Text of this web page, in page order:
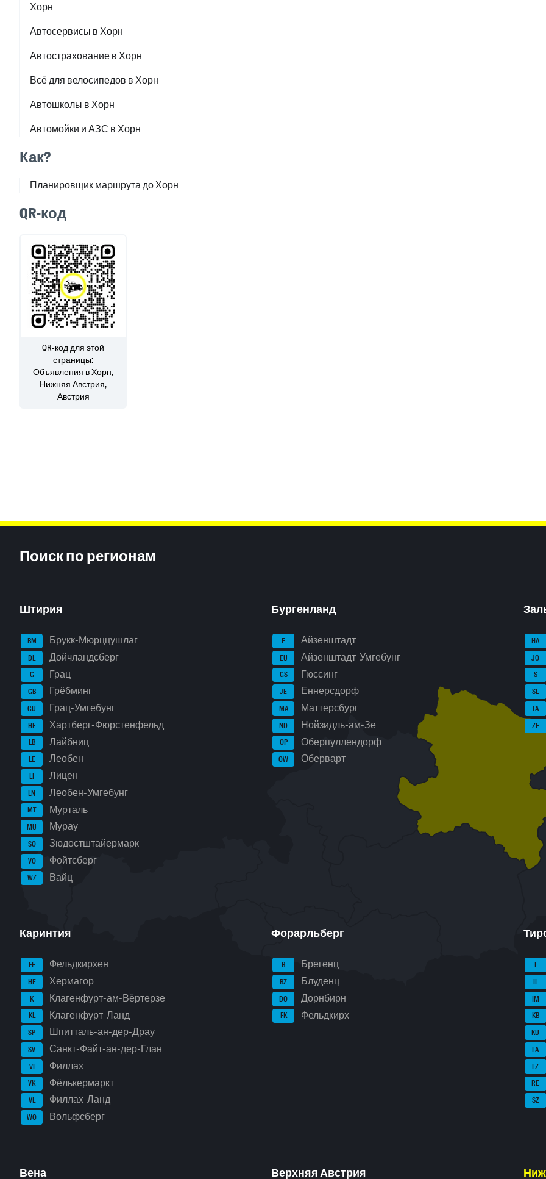
Хорн
Автосервисы в Хорн
Автострахование в Хорн
Всё для велосипедов в Хорн
Автошколы в Хорн
Автомойки и АЗС в Хорн
Как?
Планировщик маршрута до Хорн
QR-код
QR-код для этой
страницы:
Объявления в Хорн,
Нижняя Австрия,
Австрия
Поиск по регионам
Штирия
BM Брукк-Мюрццушлаг
DL Дойчландсберг
G Грац
GB Грёбминг
GU Грац-Умгебунг
HF Хартберг-Фюрстенфельд
LB Лайбниц
LE Леобен
LI Лицен
LN Леобен-Умгебунг
MT Мурталь
MU Мурау
SO Зюдостштайермарк
VO Фойтсберг
WZ Вайц
Бургенланд
E Айзенштадт
EU Айзенштадт-Умгебунг
GS Гюссинг
JE Еннерсдорф
MA Маттерсбург
ND Нойзидль-ам-Зе
OP Оберпуллендорф
OW Оберварт
HA
JO
S
SL
TA
ZE
Каринтия
FE Фельдкирхен
HE Хермагор
K Клагенфурт-ам-Вёртерзе
KL Клагенфурт-Ланд
SP Шпитталь-ан-дер-Драу
SV Санкт-Файт-ан-дер-Глан
VI Филлах
VK Фёлькермаркт
VL Филлах-Ланд
WO Вольфсберг
Форарльберг
B Брегенц
BZ Блуденц
DO Дорнбирн
FK Фельдкирх
I
IL
IM
KB
KU
LA
LZ
RE
SZ
Вена Верхняя Австрия